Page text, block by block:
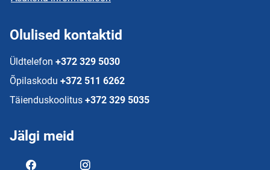
Olulised kontaktid
Üldtelefon +372 329 5030
Õpilaskodu +372 511 6262
Täienduskoolitus +372 329 5035
Jälgi meid